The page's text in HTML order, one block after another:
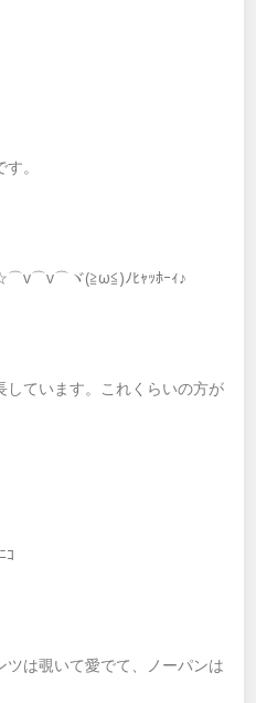
。
ヾ(≧ω≦)ﾉﾋｬｯﾎｰｨ♪
ています。これくらいの方が
ｺ
は覗いて愛でて、ノーパンは